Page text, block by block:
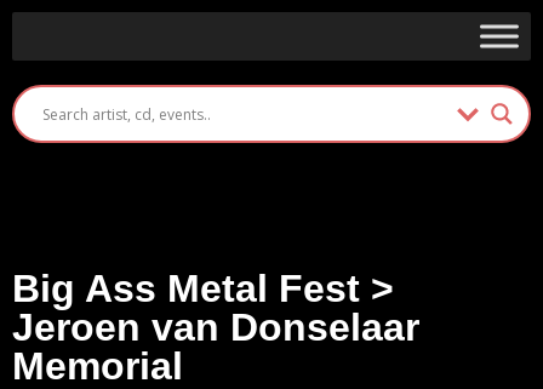
Big Ass Metal Fest >
Jeroen van Donselaar
Memorial